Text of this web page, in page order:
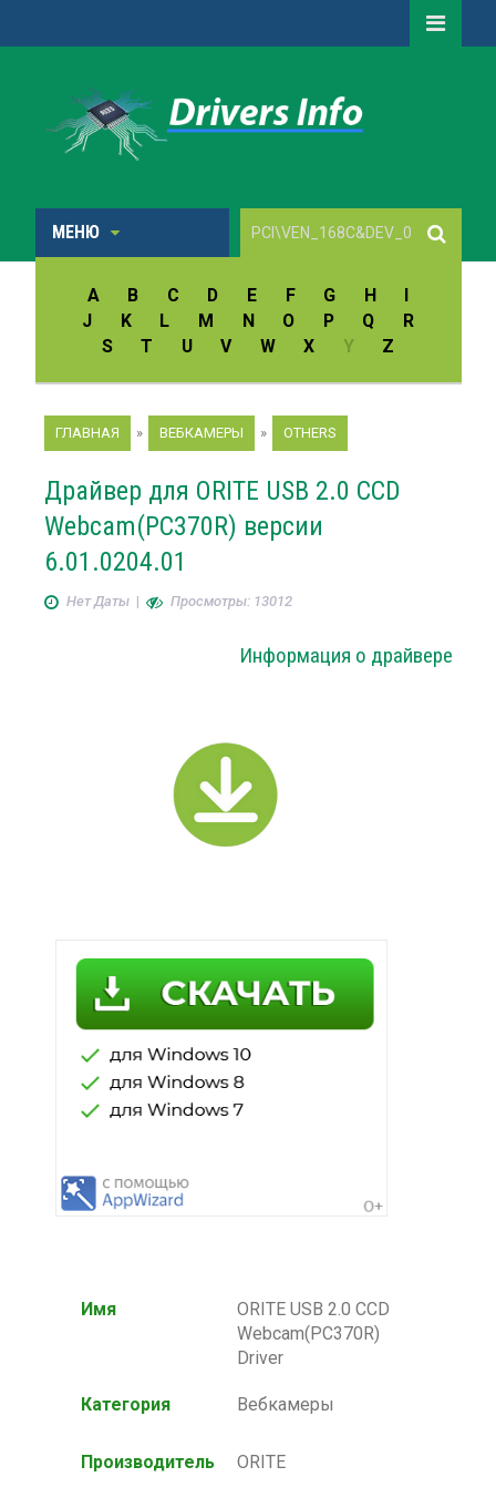
МЕНЮ
A B C D E F G H
I
J
K L M N O P Q
R
S
T U V W X Y Z
ГЛАВНАЯ » ВЕБКАМЕРЫ » OTHERS
Драйвер для ORITE USB 2.0 CCD
Webcam(PC370R) версии
6.01.0204.01
Нет Даты| Просмотры: 13012
Информация о драйвере
Имя
ORITE USB 2.0 CCD
Webcam(PC370R)
Driver
Категория Вебкамеры
Производитель ORITE